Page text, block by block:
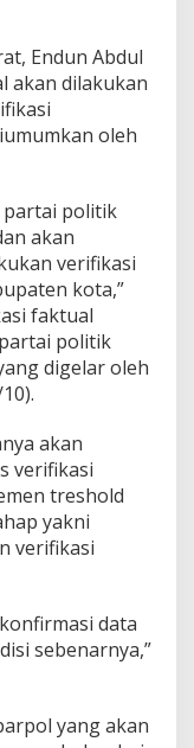
Endun Abdul
akan dilakukan
oleh
partai politik
akan
verifikasi
kota,”
faktual
politik
digelar oleh
akan
verifikasi
treshold
yakni
verifikasi
data
sebenarnya,”
yang akan